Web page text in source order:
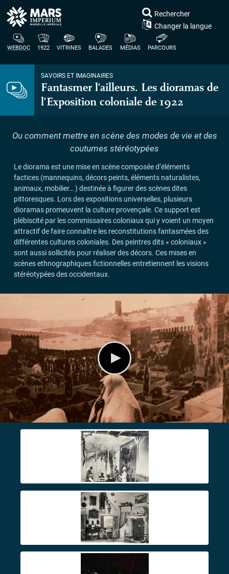
WEBDOC 1922 VITRINES BALADES MÉDIAS PARCOURS
Rechercher
Changer la langue
SAVOIRS ET IMAGINAIRES
Fantasmer l’ailleurs. Les dioramas de
l’Exposition coloniale de 1922
Ou comment mettre en scène des modes de vie et des
coutumes stéréotypées
Le diorama est une mise en scène composée d’éléments
factices (mannequins, décors peints, éléments naturalistes,
animaux, mobilier… ) destinée à figurer des scènes dites
pittoresques. Lors des expositions universelles, plusieurs
dioramas promeuvent la culture provençale. Ce support est
plébiscité par les commissaires coloniaux qui y voient un moyen
attractif de faire connaître les reconstitutions fantasmées des
différentes cultures coloniales. Des peintres dits « coloniaux »
sont aussi sollicités pour réaliser des décors. Ces mises en
scènes ethnographiques fictionnelles entretiennent les visions
stéréotypées des occidentaux.